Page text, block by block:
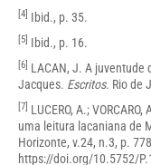
[4] Ibid., p. 35.
[5] Ibid., p. 16.
[6] LACAN, J. A juventude
Jacques. Escritos. Rio de
[7] LUCERO, A.;
uma leitura lacaniana de
Horizonte, v.24, n.3, p.
https://doi.org/10.5752/